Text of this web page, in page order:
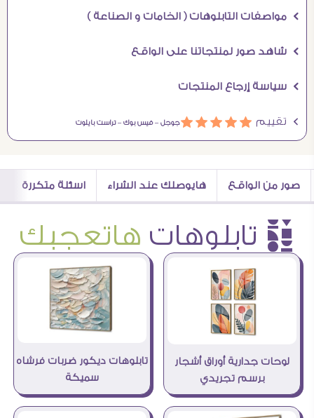
Ö مواصفات التابلوهات ( الخامات و الصناعة )
Ö شاهد صور لمنتجاتنا على الواقع
Ö سياسة إرجاع المنتجات
Ö تقييم áááááجوجل –فيس بوك –تراست بايلوت
صور من الواقع هايوصلك عند الشراء اسئلة متكررة
è تابلوهات هاتعجبك
لوحات جدارية أوراق أشجار
برسم تجريدي
تابلوهات ديكور ضربات فرشاه
سميكة